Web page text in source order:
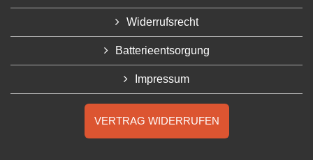
Widerrufsrecht
Batterieentsorgung
Impressum
VERTRAG WIDERRUFEN